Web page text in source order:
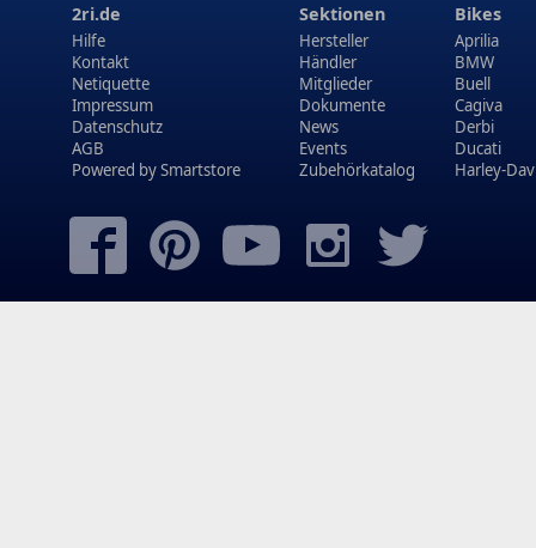
2ri.de
Hilfe
Kontakt
Netiquette
Impressum
Datenschutz
AGB
Powered bySmartstore
Sektionen
Hersteller
Händler
Mitglieder
Dokumente
News
Events
Zubehörkatalog
Bikes
Aprilia
BMW
Buell
Cagiva
Derbi
Ducati
Harley-